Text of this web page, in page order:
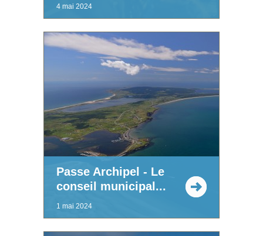
4 mai 2024
Passe Archipel - Le
conseil municipal...
1 mai 2024